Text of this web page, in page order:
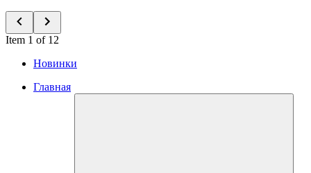
Item 1 of 12
Новинки
Главная